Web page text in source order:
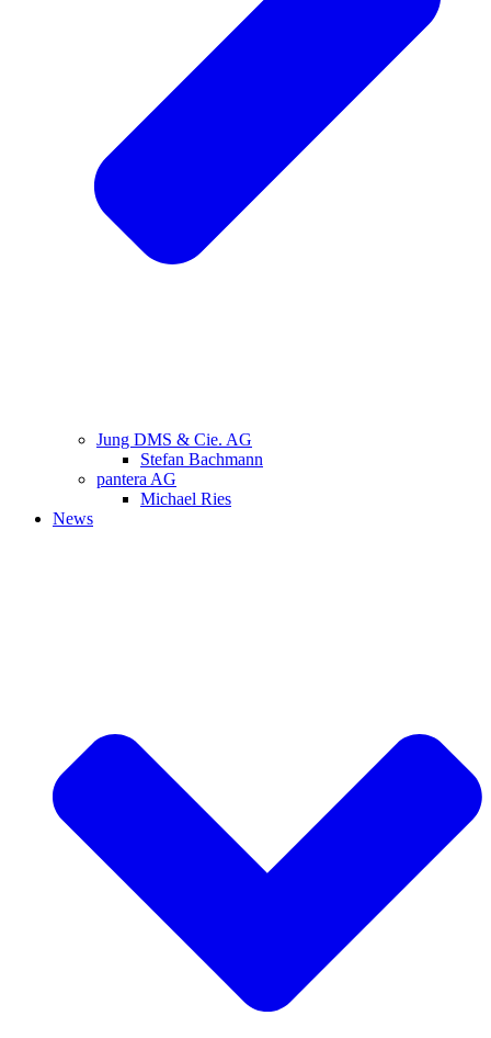
Jung DMS & Cie. AG
Stefan Bachmann
pantera AG
Michael Ries
News